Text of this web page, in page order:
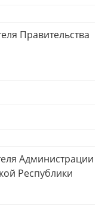
Правительства
Администрации
Республики